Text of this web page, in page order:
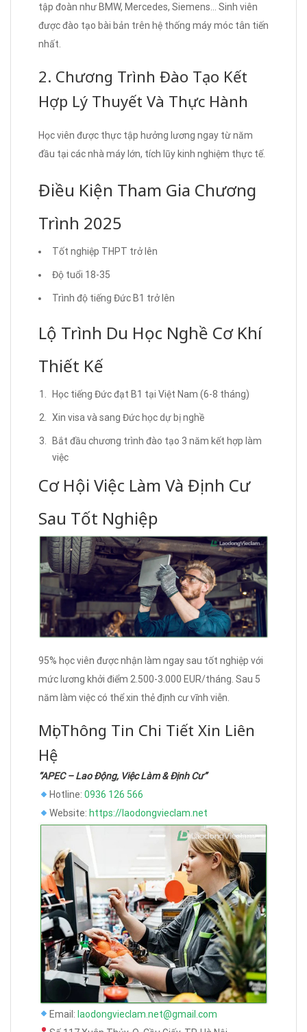
tập đoàn như BMW, Mercedes, Siemens… Sinh viên
được đào tạo bài bản trên hệ thống máy móc tân tiến
nhất.
2. Chương Trình Đào Tạo Kết
Hợp Lý Thuyết Và Thực Hành
Học viên được thực tập hưởng lương ngay từ năm
đầu tại các nhà máy lớn, tích lũy kinh nghiệm thực tế.
Điều Kiện Tham Gia Chương
Trình 2025
Tốt nghiệp THPT trở lên
Độ tuổi 18-35
Trình độ tiếng Đức B1 trở lên
Lộ Trình Du Học Nghề Cơ Khí
Thiết Kế
Học tiếng Đức đạt B1 tại Việt Nam (6-8 tháng)
Xin visa và sang Đức học dự bị nghề
Bắt đầu chương trình đào tạo 3 năm kết hợp làm
việc
Cơ Hội Việc Làm Và Định Cư
Sau Tốt Nghiệp
95% học viên được nhận làm ngay sau tốt nghiệp với
mức lương khởi điểm 2.500-3.000 EUR/tháng. Sau 5
năm làm việc có thể xin thẻ định cư vĩnh viễn.
Mọi Thông Tin Chi Tiết Xin Liên
Hệ
“APEC – Lao Động, Việc Làm & Định Cư”
Hotline: 0936 126 566
Website: https://laodongvieclam.net
Email: laodongvieclam.net@gmail.com